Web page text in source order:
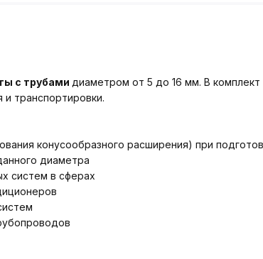
с трубами диаметром от 5 до 16 мм. В
транспортировки.
конусообразного расширения) при
диаметра
систем в сферах